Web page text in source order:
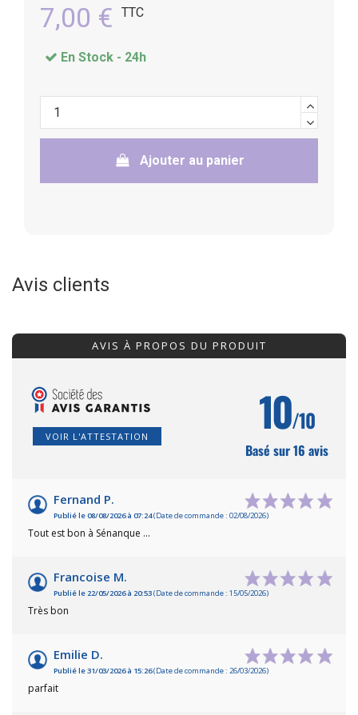
7,00 € TTC
En Stock - 24h
Ajouter au panier
Avis clients
AVIS À PROPOS DU PRODUIT
VOIR L'ATTESTATION 10/10
Basé sur 16 avis
Fernand P.
Publié le 08/08/2026 à 07:24(Date de commande : 02/08/2026)
Tout est bon à Sénanque ...
Francoise M.
Publié le 22/05/2026 à 20:53(Date de commande : 15/05/2026)
Très bon
Emilie D.
Publié le 31/03/2026 à 15:26(Date de commande : 26/03/2026)
parfait